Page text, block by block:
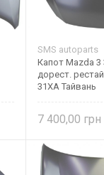
SMS autoparts
Капот Mazda 3
дорест.
31XA Тайвань
7 400,00